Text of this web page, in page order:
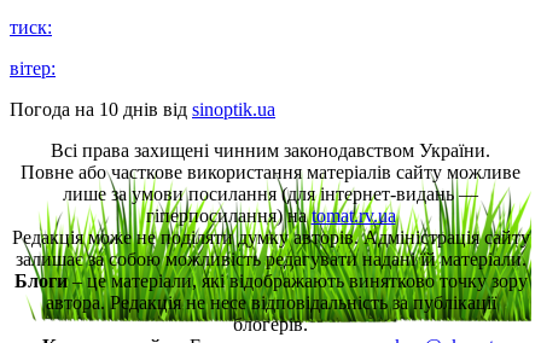
тиск:
вітер:
Погода на 10 днів від sinoptik.ua
Всі права захищені чинним законодавством України.
Повне або часткове використання матеріалів сайту можливе
лише за умови посилання (для інтернет-видань —
гіперпосилання) наtomat.rv.ua
Редакція може не поділяти думку авторів. Адміністрація сайту
залишає за собою можливість редагувати надані їй матеріали.
Блоги– це матеріали, які відображають винятково точку зору
автора. Редакція не несе відповідальність за публікації
блогерів.